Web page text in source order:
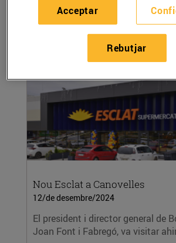
Joan Font i Fabregó, va visitar ahir
LLEGIR MÉS
Nou Esclat a Canovelles
12/de desembre/2024
El president i director general de
Joan Font i Fabregó, va visitar
Rebutjar
Acceptar